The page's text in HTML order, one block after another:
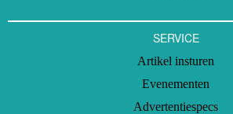
SERVICE
Artikel insturen
Evenementen
Advertentiespecs